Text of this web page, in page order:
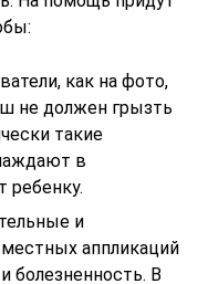
как на фото,
не должен грызть
такие
в
ребенку.
и
аппликаций
болезненность. В